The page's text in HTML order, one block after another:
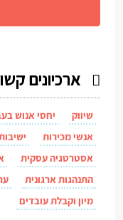
ארכיונים
שיווק יחסי אנוש
אנשי מכירות
אסטרטגיה עסקית
התנהגות ארגונית
מיון וקבלת עובדים